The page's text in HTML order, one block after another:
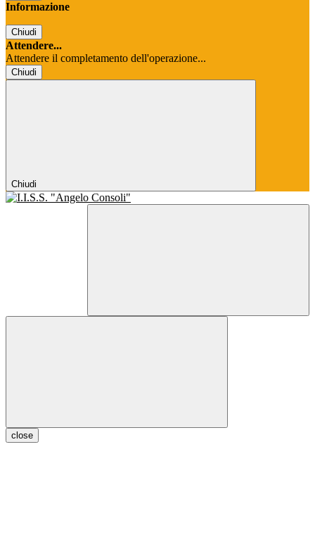
Informazione
Chiudi
Attendere...
Attendere il completamento dell'operazione...
Chiudi
Chiudi
close